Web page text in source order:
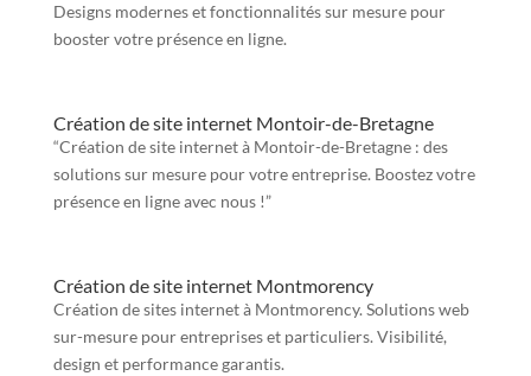
Designs modernes et fonctionnalités sur mesure pour
booster votre présence en ligne.
Création de site internet Montoir-de-Bretagne
“Création de site internet à Montoir-de-Bretagne : des
solutions sur mesure pour votre entreprise. Boostez votre
présence en ligne avec nous !”
Création de site internet Montmorency
Création de sites internet à Montmorency. Solutions web
sur-mesure pour entreprises et particuliers. Visibilité,
design et performance garantis.